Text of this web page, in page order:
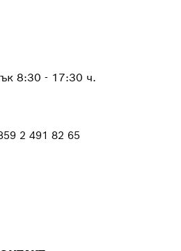
8:30 - 17:30 ч.
2 491 82 65